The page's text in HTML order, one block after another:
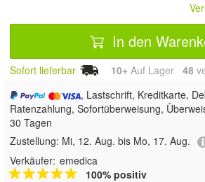
In den
Sofort lieferbar 10+ Auf Lager 48
, Lastschrift, Kreditkarte,
Ratenzahlung, Sofortüberweisung,
30 Tagen
Zustellung: Mi, 12. Aug. bis Mo, 17. Aug.
Verkäufer: emedica
100% positiv